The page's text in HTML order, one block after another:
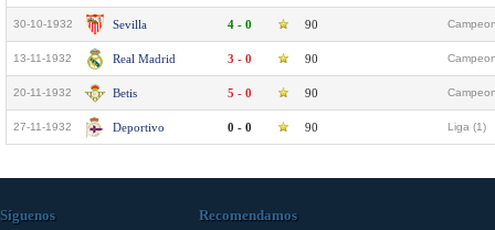
30-10-1932 Sevilla 4 - 0 90
13-11-1932 Real Madrid 3 - 0 90
20-11-1932 Betis 5 - 0 90
27-11-1932 Deportivo 0 - 0 90 Liga (1)
Síguenos Recomendamos